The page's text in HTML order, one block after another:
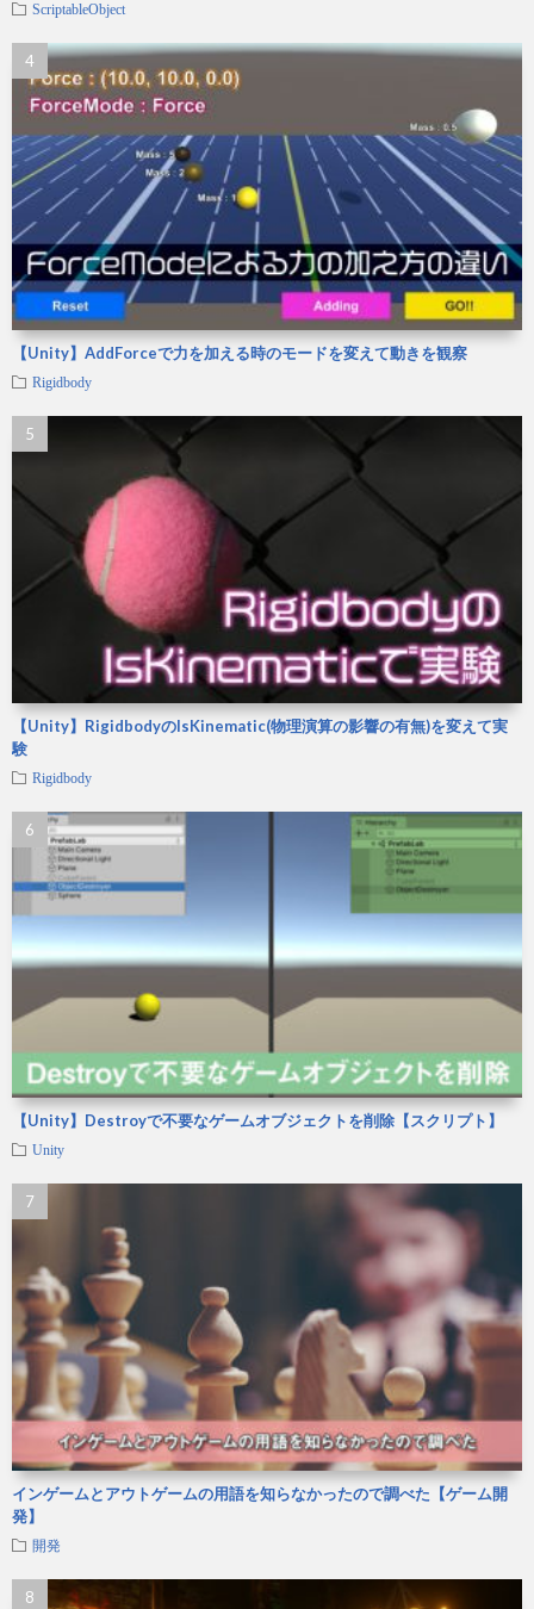
ScriptableObject
【Unity】AddForceで力を加える時のモードを変えて動きを観察
Rigidbody
【Unity】RigidbodyのIsKinematic(物理演算の影響の有無)を変えて実
験
Rigidbody
【Unity】Destroyで不要なゲームオブジェクトを削除【スクリプト】
Unity
インゲームとアウトゲームの用語を知らなかったので調べた【ゲーム開
発】
開発